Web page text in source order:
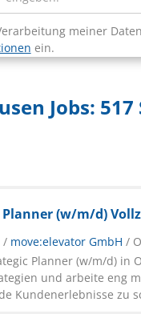
meiner
ein.
Jobs:
(w/m/d)
/ move:elevator GmbH /
Planner (w/m/d) in
und arbeite eng
Kundenerlebnisse zu